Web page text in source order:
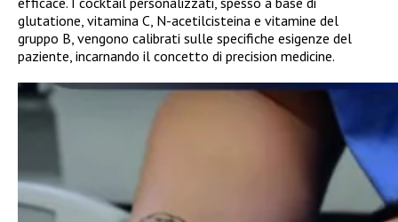
glutatione, vitamina C, N-acetilcisteina e vitamine del
gruppo B, vengono calibrati sulle specifiche esigenze del
paziente, incarnando il concetto di precision medicine.